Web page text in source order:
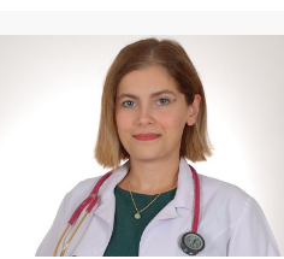
eğitim modeli ve mezuniyet sonrası
güçlü istihdam imkânlarıyla
uluslararası öğrenciler için öne çıkan
ülkelerin başında gelmektedir. Norden
Akademi’nin kurucusu ve sahibi Akın
Utlu, Almanya’daki...